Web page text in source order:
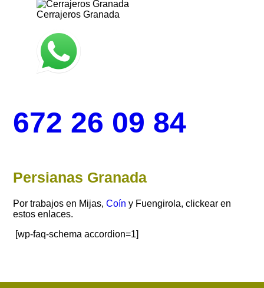
Cerrajeros Granada
672 26 09 84
Persianas Granada
Por trabajos en Mijas,Coíny Fuengirola, clickear en
estos enlaces.
[wp-faq-schema accordion=1]